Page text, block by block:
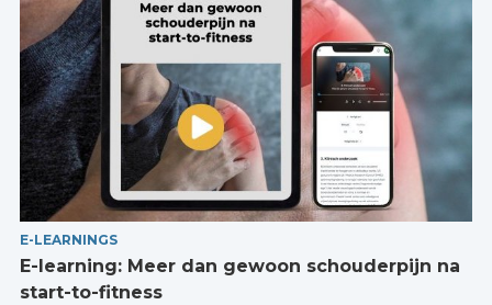
E-LEARNINGS
E-learning: Meer dan gewoon schouderpijn na
start-to-fitness